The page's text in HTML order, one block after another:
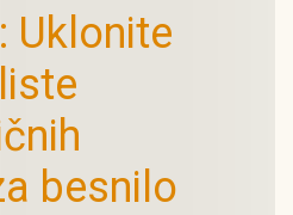
Uklonite
besnilo